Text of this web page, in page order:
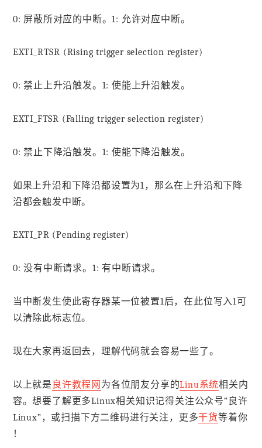
0: 屏蔽所对应的中断。1: 允许对应中断。
EXTI_RTSR (Rising trigger selection register)
0: 禁止上升沿触发。1: 使能上升沿触发。
EXTI_FTSR (Falling trigger selection register)
0: 禁止下降沿触发。1: 使能下降沿触发。
如果上升沿和下降沿都设置为1，那么在上升沿和下降
沿都会触发中断。
EXTI_PR (Pending register)
0: 没有中断请求。1: 有中断请求。
当中断发生使此寄存器某一位被置1后，在此位写入1可
以清除此标志位。
现在大家再返回去，理解代码就会容易一些了。
以上就是 良许教程网 为各位朋友分享的Linu系统相关内
容。想要了解更多Linux相关知识记得关注公众号“良许
Linux”，或扫描下方二维码进行关注，更多干货等着你
！